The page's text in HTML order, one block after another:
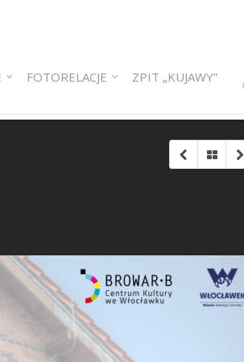
FOTORELACJE ZPIT „KUJAWY”